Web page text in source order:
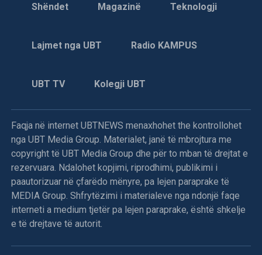
Shëndet Magazinë Teknologji
Lajmet nga UBT Radio KAMPUS
UBT TV Kolegji UBT
Faqja në internet UBTNEWS menaxhohet the kontrollohet
nga UBT Media Group. Materialet, janë të mbrojtura me
copyright të UBT Media Group dhe për to mban të drejtat e
rezervuara. Ndalohet kopjimi, riprodhimi, publikimi i
paautorizuar në çfarëdo mënyre, pa lejen paraprake të
MEDIA Group. Shfrytëzimi i materialeve nga ndonjë faqe
interneti a medium tjetër pa lejen paraprake, është shkelje
e të drejtave të autorit.